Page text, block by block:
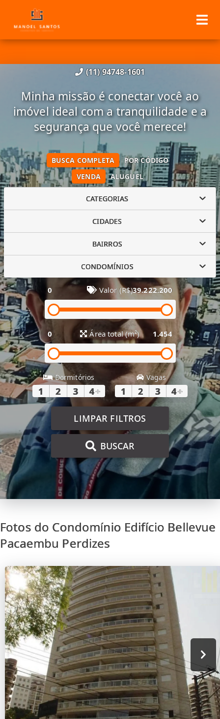
(11) 94748-1601
Minha missão é conectar você ao
imóvel ideal com a tranquilidade e a
segurança que você merece!
VENDA ALUGUEL
BUSCA COMPLETA POR CÓDIGO
CATEGORIAS
CIDADES
BAIRROS
CONDOMÍNIOS
0 Valor (R$)39.222.200
0 Área total (m²) 1.454
Dormitórios
1 2 3 4+
Vagas
1 2 3 4+
LIMPAR FILTROS
BUSCAR
Fotos do Condomínio Edifício Bellevue
Pacaembu Perdizes